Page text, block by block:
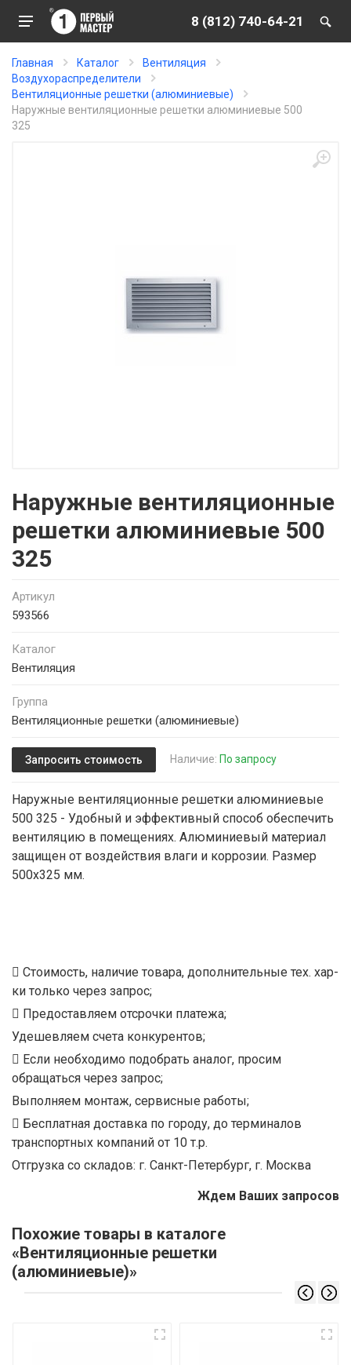
8 (812) 740-64-21
Главная Каталог
Вентиляция
Воздухораспределители
Вентиляционные решетки (алюминиевые)
Наружные вентиляционные решетки алюминиевые 500
325
Наружные вентиляционные
решетки алюминиевые 500
325
Артикул
593566
Каталог
Вентиляция
Группа
Вентиляционные решетки (алюминиевые)
Запросить стоимость Наличие: По запросу
Наружные вентиляционные решетки алюминиевые
500 325 - Удобный и эффективный способ обеспечить
вентиляцию в помещениях. Алюминиевый материал
защищен от воздействия влаги и коррозии. Размер
500x325 мм.
Стоимость, наличие товара, дополнительные тех. хар-
ки только через запрос;
Предоставляем отсрочки платежа;
Удешевляем счета конкурентов;
Если необходимо подобрать аналог, просим
обращаться через запрос;
Выполняем монтаж, сервисные работы;
Бесплатная доставка по городу, до терминалов
транспортных компаний от 10 т.р.
Отгрузка со складов: г. Санкт-Петербург, г. Москва
Ждем Ваших запросов
Похожие товары в каталоге
«Вентиляционные решетки
(алюминиевые)»